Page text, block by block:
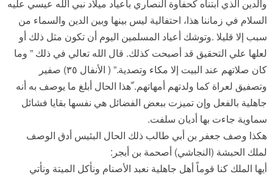
والدين الذي ابتناه كحفاوة النصاري بأعياد ميلاد نبي الله عيسي عليه
السلام في زماننا هذا، احتفالية ليس بينها وبين الدين والسماء من
سبب إلا قليلا .وتوشك أعياد المسلمين اليوم أن تكون مثل ذلك أو
لعلها علي التحقيق قد أصبحت كذلك. قال الله تعالي في ذلك ” وما
كان صلاتهم عند البيت إلا مكاء وتصدية.” ( الأنفال ٣٥) صفير
وتصفيق لعراة كما ولدتهم أمهاتهم. ّهذا الحال أبلغ ما يوصف به أنه
جاهلية بالفعل وإن تميزت ببعض الفضائل هي نفسها بقايا فشائل
سماوية جاءت بها أديان سلفت.
هكذا وصف جعفر بن أبي طالب ذلك الحال البئيس أدق الوصف
لملك الحبشة (النجاشي) أصحمة بن أبجر:
أيها الملك كنا قوماً أهل جاهلية نعبد الأصنام ونأكل الميتة ونأتي